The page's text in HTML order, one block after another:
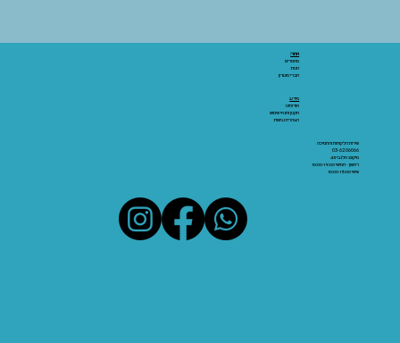
שירות הלקוחות והתמיכה
03-6206066
מיקום: אלנבי 43
ראשון - חמישי 10:00-19:00
שישי 10:00-15:00
אתר:
מאמרים
חנות
חברי מועדון
מידע:
אודותינו
תקנון ותנאי שימוש
הצהרת נגישות